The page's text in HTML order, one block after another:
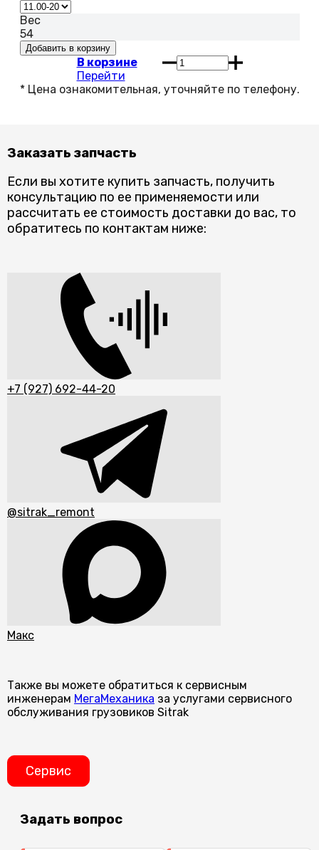
Вес
54
В корзине
Перейти
Заказать запчасть
Если вы хотите купить запчасть, получить
консультацию по ее применяемости или
рассчитать ее стоимость доставки до вас, то
обратитесь по контактам ниже:
+7 (927) 692-44-20
@sitrak_remont
Макс
Также вы можете обратиться к сервисным
инженерам МегаМеханика за услугами сервисного
обслуживания грузовиков Sitrak
Сервис
Задать вопрос